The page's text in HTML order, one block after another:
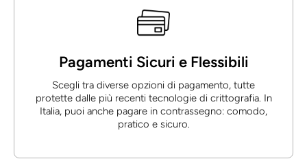
Pagamenti Sicuri e Flessibili
Scegli tra diverse opzioni di pagamento, tutte
protette dalle più recenti tecnologie di crittografia. In
Italia, puoi anche pagare in contrassegno: comodo,
pratico e sicuro.